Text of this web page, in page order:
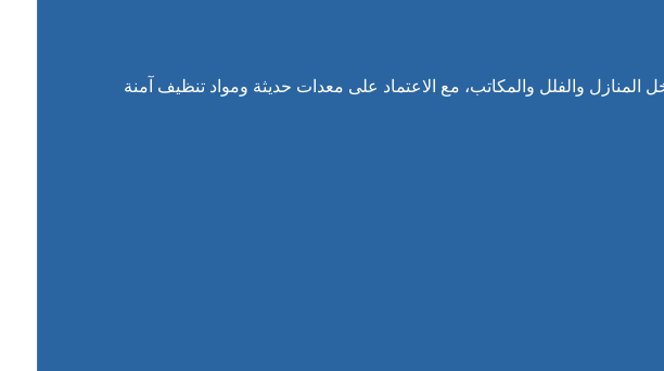
المنازل والفلل والمكاتب، مع الاعتماد على معدات حديثة ومواد تنظيف آمنة